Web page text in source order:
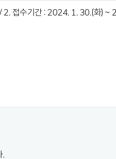
2. 접수기간 : 2024. 1. 30.(화)
.